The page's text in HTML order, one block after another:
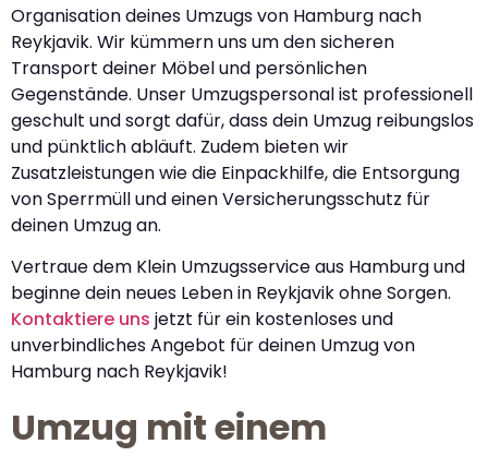
Organisation deines Umzugs von Hamburg nach
Reykjavik. Wir kümmern uns um den sicheren
Transport deiner Möbel und persönlichen
Gegenstände. Unser Umzugspersonal ist professionell
geschult und sorgt dafür, dass dein Umzug reibungslos
und pünktlich abläuft. Zudem bieten wir
Zusatzleistungen wie die Einpackhilfe, die Entsorgung
von Sperrmüll und einen Versicherungsschutz für
deinen Umzug an.
Vertraue dem Klein Umzugsservice aus Hamburg und
beginne dein neues Leben in Reykjavik ohne Sorgen.
Kontaktiere uns jetzt für ein kostenloses und
unverbindliches Angebot für deinen Umzug von
Hamburg nach Reykjavik!
Umzug mit einem